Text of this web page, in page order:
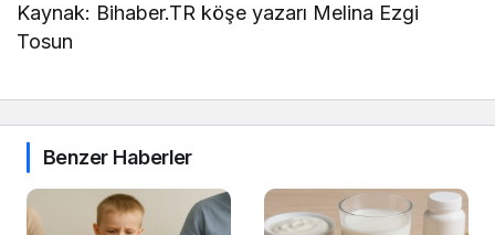
Kaynak: Bihaber.TR köşe yazarı Melina Ezgi
Tosun
Benzer Haberler